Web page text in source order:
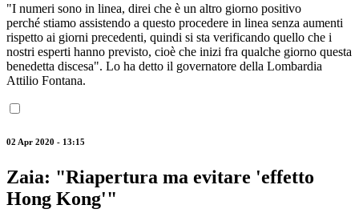
"I numeri sono in linea, direi che è un altro giorno positivo
perché stiamo assistendo a questo procedere in linea senza aumenti
rispetto ai giorni precedenti, quindi si sta verificando quello che i
nostri esperti hanno previsto, cioè che inizi fra qualche giorno questa
benedetta discesa". Lo ha detto il governatore della Lombardia
Attilio Fontana.
02 Apr 2020 - 13:15
Zaia: "Riapertura ma evitare 'effetto
Hong Kong'"